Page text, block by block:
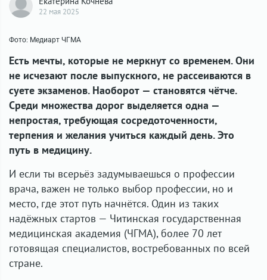
22 мая 2025
Фото: Медиарт ЧГМА
Есть мечты, которые не меркнут со временем. Они
не исчезают после выпускного, не рассеиваются в
суете экзаменов. Наоборот — становятся чётче.
Среди множества дорог выделяется одна —
непростая, требующая сосредоточенности,
терпения и желания учиться каждый день. Это
путь в медицину.
И если ты всерьёз задумываешься о профессии
врача, важен не только выбор профессии, но и
место, где этот путь начнётся. Один из таких
надёжных стартов — Читинская государственная
медицинская академия (ЧГМА), более 70 лет
готовящая специалистов, востребованных по всей
стране.